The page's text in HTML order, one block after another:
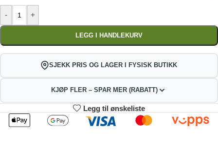
- +
LEGG I HANDLEKURV
SJEKK PRIS OG LAGER I FYSISK BUTIKK
KJØP FLER – SPAR MER (RABATT)
2
252.45
kr
3-4
249.90
Legg til ønskeliste